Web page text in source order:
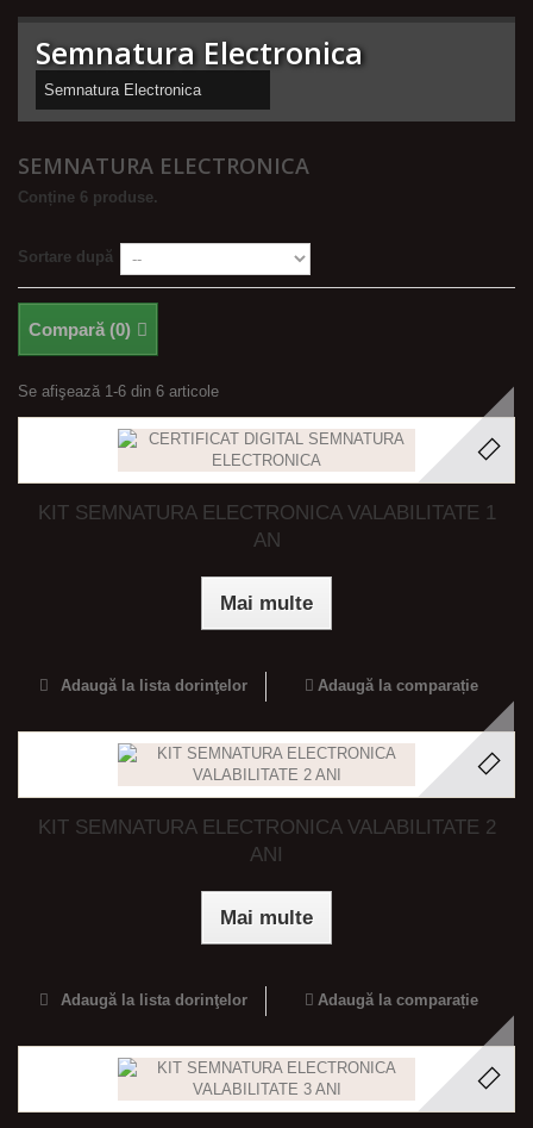
Semnatura Electronica
Semnatura Electronica
SEMNATURA ELECTRONICA
Conține 6 produse.
Sortare după
Compară (0)
Se afişează 1-6 din 6 articole
KIT SEMNATURA ELECTRONICA VALABILITATE 1
AN
Mai multe
Adaugă la lista dorinţelor Adaugă la comparație
KIT SEMNATURA ELECTRONICA VALABILITATE 2
ANI
Mai multe
Adaugă la lista dorinţelor Adaugă la comparație